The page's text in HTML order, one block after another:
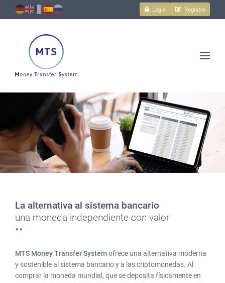
Login Registro
y
sencillo
y
rápido.
alternativa
al
sistema
una
moneda
independiente
La alternativa al sistema bancario
una moneda independiente con valor
MTS Money Transfer Systemofrece una alternativa moderna
y sostenible al sistema bancario y a las criptomonedas. Al
comprar la moneda mundial, que se deposita físicamente en